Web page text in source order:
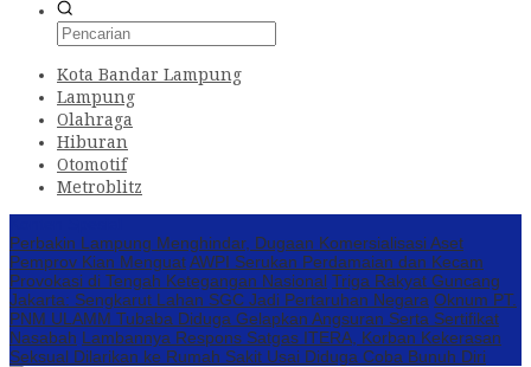
Kota Bandar Lampung
Lampung
Olahraga
Hiburan
Otomotif
Metroblitz
Perbakin Lampung Menghindar, Dugaan Komersialisasi Aset
Pemprov Kian MenguatAWPI Serukan Perdamaian dan Kecam
Provokasi di Tengah Ketegangan Nasional Triga Rakyat Guncang
Jakarta: Sengkarut Lahan SGC Jadi Pertaruhan Negara Oknum PT.
PNM ULAMM Tubaba Diduga Gelapkan Angsuran Serta Sertifikat
Nasabah Lambannya Respons Satgas ITERA, Korban Kekerasan
Seksual Dilarikan ke Rumah Sakit Usai Diduga Coba Bunuh Diri